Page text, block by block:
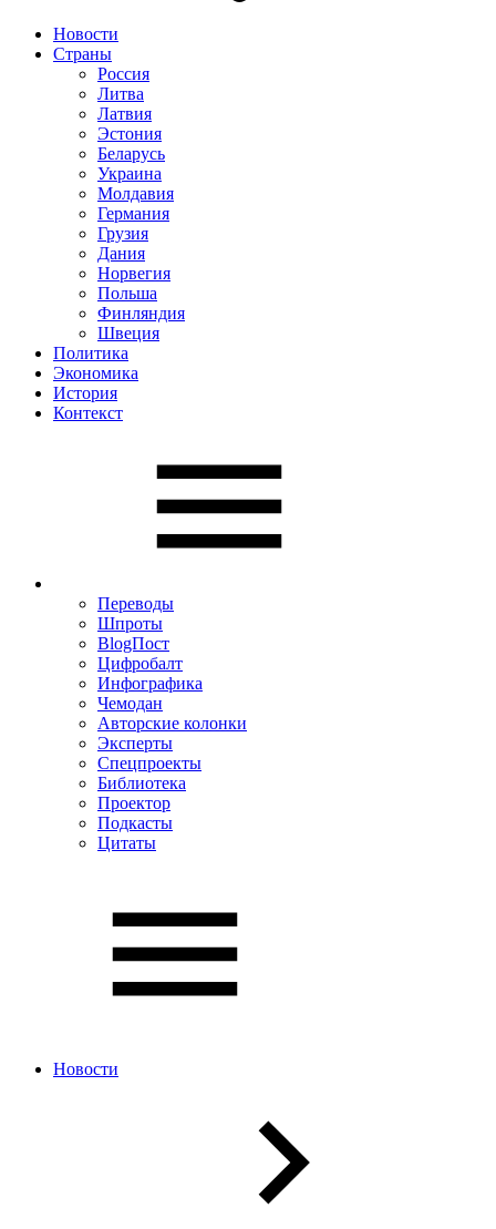
Новости
Страны
Россия
Литва
Латвия
Эстония
Беларусь
Украина
Молдавия
Германия
Грузия
Дания
Норвегия
Польша
Финляндия
Швеция
Политика
Экономика
История
Контекст
Переводы
Шпроты
BlogПост
Цифробалт
Инфографика
Чемодан
Авторские колонки
Эксперты
Спецпроекты
Библиотека
Проектор
Подкасты
Цитаты
Новости